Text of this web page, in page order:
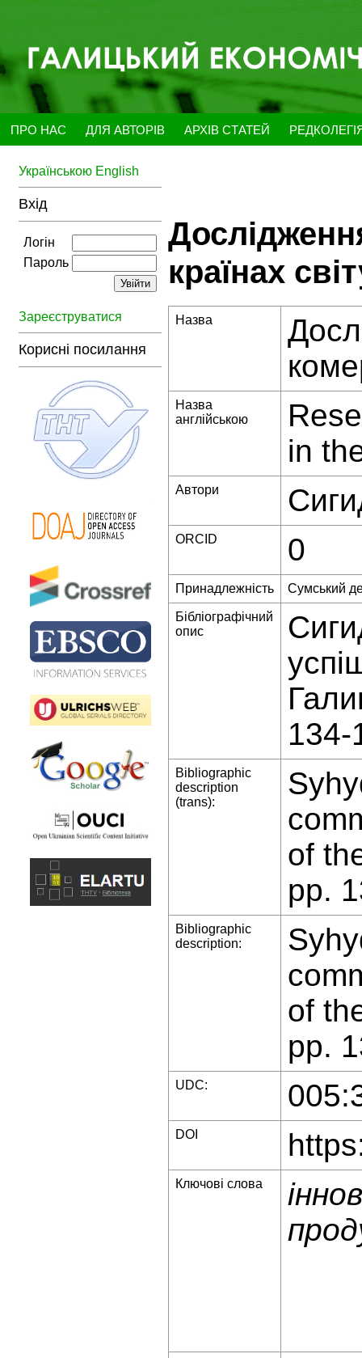
ПРО НАС ДЛЯ АВТОРІВ АРХІВ СТАТЕЙ
Українською English
Вхід
Логін
Пароль
Зареєструватися
Корисні посилання
країнах
Назва
Назва
англійською
in
Автори
ORCID 0
Принадлежність Сумський
Бібліографічний
опис
134-
Bibliographic
description
(trans):
of
pp.
Bibliographic
description:
of
pp.
UDC:
DOI
Ключові слова